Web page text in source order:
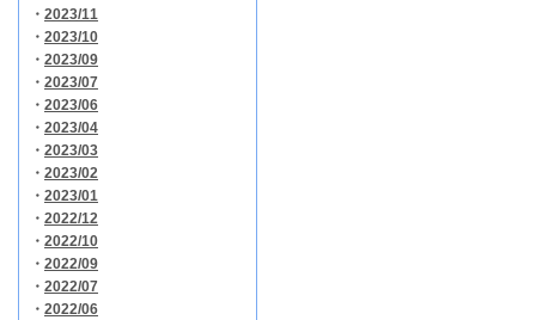
・ 2023/11
・ 2023/10
・ 2023/09
・ 2023/07
・ 2023/06
・ 2023/04
・ 2023/03
・ 2023/02
・ 2023/01
・ 2022/12
・ 2022/10
・ 2022/09
・ 2022/07
・ 2022/06